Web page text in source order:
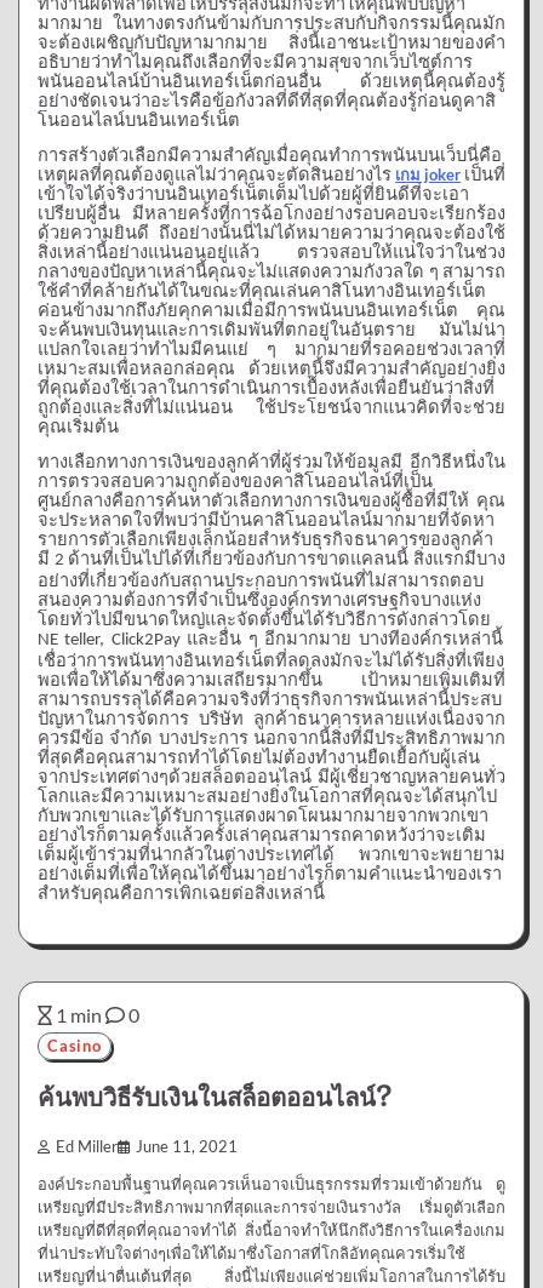
มากมาย ในทางตรงกันข้ามกับการประสบกับกิจกรรมนี้คุณมัก
จะต้องเผชิญกับปัญหามากมาย
สิ่งนี้เอาชนะเป้าหมายของคำ
อธิบายว่าทำไมคุณถึงเลือกที่จะมีความสุขจากเว็บไซต์การ
พนันออนไลน์บ้านอินเทอร์เน็ตก่อนอื่น
ด้วยเหตุนี้คุณต้องรู้
อย่างชัดเจนว่าอะไรคือข้อกังวลที่ดีที่สุดที่คุณต้องรู้ก่อนดูคาสิ
โนออนไลน์บนอินเทอร์เน็ต
การสร้างตัวเลือกมีความสำคัญเมื่อคุณทำการพนันบนเว็บนี่คือ
เหตุผลที่คุณต้องดูแลไม่ว่าคุณจะตัดสินอย่างไร เกม joker เป็นที่
เข้าใจได้จริงว่าบนอินเทอร์เน็ตเต็มไปด้วยผู้ที่ยินดีที่จะเอา
เปรียบผู้อื่น
มีหลายครั้งที่การฉ้อโกงอย่างรอบคอบจะเรียกร้อง
ด้วยความยินดี
ถึงอย่างนั้นนี่ไม่ได้หมายความว่าคุณจะต้องใช้
สิ่งเหล่านี้อย่างแน่นอนอยู่แล้ว
ตรวจสอบให้แน่ใจว่าในช่วง
กลางของปัญหาเหล่านี้คุณจะไม่แสดงความกังวลใด ๆ สามารถ
ใช้คำที่คล้ายกันได้ในขณะที่คุณเล่นคาสิโนทางอินเทอร์เน็ต
ค่อนข้างมากถึงภัยคุกคามเมื่อมีการพนันบนอินเทอร์เน็ต
คุณ
จะค้นพบเงินทุนและการเดิมพันที่ตกอยู่ในอันตราย
มันไม่น่า
แปลกใจเลยว่าทำไมมีคนแย่
ๆ
มากมายที่รอคอยช่วงเวลาที่
เหมาะสมเพื่อหลอกล่อคุณ
ด้วยเหตุนี้จึงมีความสำคัญอย่างยิ่ง
ที่คุณต้องใช้เวลาในการดำเนินการเบื้องหลังเพื่อยืนยันว่าสิ่งที่
ถูกต้องและสิ่งที่ไม่แน่นอน
ใช้ประโยชน์จากแนวคิดที่จะช่วย
คุณเริ่มต้น
ทางเลือกทางการเงินของลูกค้าที่ผู้ร่วมให้ข้อมูลมี อีกวิธีหนึ่งใน
การตรวจสอบความถูกต้องของคาสิโนออนไลน์ที่เป็น
ศูนย์กลางคือการค้นหาตัวเลือกทางการเงินของผู้ซื้อที่มีให้ คุณ
จะประหลาดใจที่พบว่ามีบ้านคาสิโนออนไลน์มากมายที่จัดหา
รายการตัวเลือกเพียงเล็กน้อยสำหรับธุรกิจธนาคารของลูกค้า
มี 2 ​​ ด้านที่เป็นไปได้ที่เกี่ยวข้องกับการขาดแคลนนี้ สิ่งแรกมีบาง
อย่างที่เกี่ยวข้องกับสถานประกอบการพนันที่ไม่สามารถตอบ
สนองความต้องการที่จำเป็นซึ่งองค์กรทางเศรษฐกิจบางแห่ง
โดยทั่วไปมีขนาดใหญ่และจัดตั้งขึ้นได้รับวิธีการดังกล่าวโดย
NE teller, Click2Pay และอื่น ๆ อีกมากมาย บางทีองค์กรเหล่านี้
เชื่อว่าการพนันทางอินเทอร์เน็ตที่ลดลงมักจะไม่ได้รับสิ่งที่เพียง
พอเพื่อให้ได้มาซึ่งความเสถียรมากขึ้น
เป้าหมายเพิ่มเติมที่
สามารถบรรลุได้คือความจริงที่ว่าธุรกิจการพนันเหล่านี้ประสบ
ปัญหาในการจัดการ บริษัท
ลูกค้าธนาคารหลายแห่งเนื่องจาก
ควรมีข้อ จำกัด บางประการ นอกจากนี้สิ่งที่มีประสิทธิภาพมาก
ที่สุดคือคุณสามารถทำได้โดยไม่ต้องทำงานยืดเยื้อกับผู้เล่น
จากประเทศต่างๆด้วยสล็อตออนไลน์ มีผู้เชี่ยวชาญหลายคนทั่ว
โลกและมีความเหมาะสมอย่างยิ่งในโอกาสที่คุณจะได้สนุกไป
กับพวกเขาและได้รับการแสดงผาดโผนมากมายจากพวกเขา
อย่างไรก็ตามครั้งแล้วครั้งเล่าคุณสามารถคาดหวังว่าจะเติม
เต็มผู้เข้าร่วมที่น่ากลัวในต่างประเทศได้
พวกเขาจะพยายาม
อย่างเต็มที่เพื่อให้คุณได้ขึ้นมาอย่างไรก็ตามคำแนะนำของเรา
สำหรับคุณคือการเพิกเฉยต่อสิ่งเหล่านี้
1 min 0
Casino
ค้นพบวิธีรับเงินในสล็อตออนไลน์?
Ed Miller June 11, 2021
องค์ประกอบพื้นฐานที่คุณควรเห็นอาจเป็นธุรกรรมที่รวมเข้าด้วยกัน ดู
เหรียญที่มีประสิทธิภาพมากที่สุดและการจ่ายเงินรางวัล เริ่มดูตัวเลือก
เหรียญที่ดีที่สุดที่คุณอาจทำได้ สิ่งนี้อาจทำให้นึกถึงวิธีการในเครื่องเกม
ที่น่าประทับใจต่างๆเพื่อให้ได้มาซึ่งโอกาสที่โกลิอัทคุณควรเริ่มใช้
เหรียญที่น่าตื่นเต้นที่สุด สิ่งนี้ไม่เพียงแค่ช่วยเพิ่มโอกาสในการได้รับ